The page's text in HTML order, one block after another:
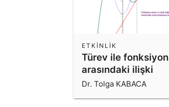
Türev ile fonksiyon
arasındaki ilişki
ETKINLIK
Dr. Tolga KABACA